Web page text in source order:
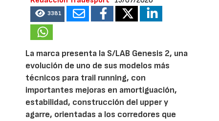
3381
La marca presenta la S/LAB Genesis 2, una
evolución de uno de sus modelos más
técnicos para trail running, con
importantes mejoras en amortiguación,
estabilidad, construcción del upper y
agarre, orientadas a los corredores que